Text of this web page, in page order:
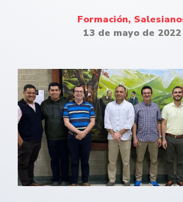
Formación,
13 de mayo de 2022